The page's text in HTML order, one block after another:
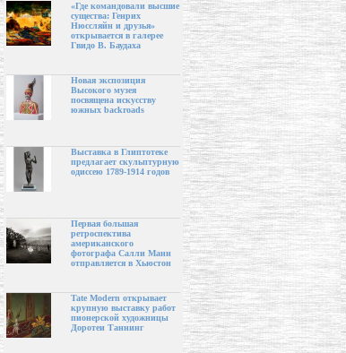
«Где командовали высшие
существа: Генрих
Нюссляйн и друзья»
открывается в галерее
Гвидо В. Баудаха
Новая экспозиция
Высокого музея
посвящена искусству
южных backroads
Выставка в Глиптотеке
предлагает скульптурную
одиссею 1789-1914 годов
Первая большая
ретроспектива
американского
фотографа Салли Манн
отправляется в Хьюстон
Tate Modern открывает
крупную выставку работ
пионерской художницы
Доротеи Таннинг